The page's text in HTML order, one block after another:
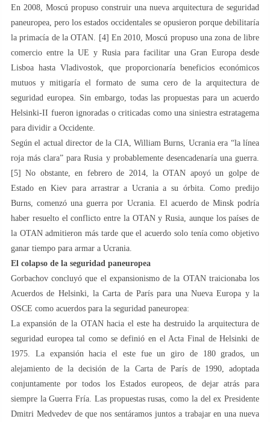
En 2008, Moscú propuso construir una nueva arquitectura de seguridad
paneuropea, pero los estados occidentales se opusieron porque debilitaría
la primacía de la OTAN. [4] En 2010, Moscú propuso una zona de libre
comercio entre la UE y Rusia para facilitar una Gran Europa desde
Lisboa hasta Vladivostok, que proporcionaría beneficios económicos
mutuos y mitigaría el formato de suma cero de la arquitectura de
seguridad europea. Sin embargo, todas las propuestas para un acuerdo
Helsinki-II fueron ignoradas o criticadas como una siniestra estratagema
para dividir a Occidente.
Según el actual director de la CIA, William Burns, Ucrania era “la línea
roja más clara” para Rusia y probablemente desencadenaría una guerra.
[5] No obstante, en febrero de 2014, la OTAN apoyó un golpe de
Estado en Kiev para arrastrar a Ucrania a su órbita. Como predijo
Burns, comenzó una guerra por Ucrania. El acuerdo de Minsk podría
haber resuelto el conflicto entre la OTAN y Rusia, aunque los países de
la OTAN admitieron más tarde que el acuerdo solo tenía como objetivo
ganar tiempo para armar a Ucrania.
El colapso de la seguridad paneuropea
Gorbachov concluyó que el expansionismo de la OTAN traicionaba los
Acuerdos de Helsinki, la Carta de París para una Nueva Europa y la
OSCE como acuerdos para la seguridad paneuropea:
La expansión de la OTAN hacia el este ha destruido la arquitectura de
seguridad europea tal como se definió en el Acta Final de Helsinki de
1975. La expansión hacia el este fue un giro de 180 grados, un
alejamiento de la decisión de la Carta de París de 1990, adoptada
conjuntamente por todos los Estados europeos, de dejar atrás para
siempre la Guerra Fría. Las propuestas rusas, como la del ex Presidente
Dmitri Medvedev de que nos sentáramos juntos a trabajar en una nueva